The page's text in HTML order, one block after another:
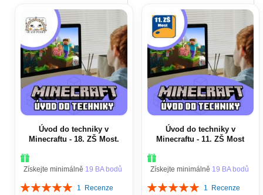
Úvod do techniky v
Minecraftu - 18. ZŠ Most.
Získejte minimálně 19 BA bodů
Hodnocení:
1 Recenze
Úvod do techniky v
Minecraftu - 11. ZŠ Most
Získejte minimálně 19 BA bodů
Hodnocení:
1 Recenze